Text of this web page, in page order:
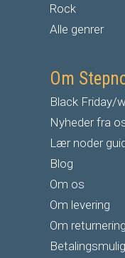
Rock
Alle genrer
Om
Black Friday/
Nyheder fra
Lær noder
Blog
Om os
Om levering
Om returnering